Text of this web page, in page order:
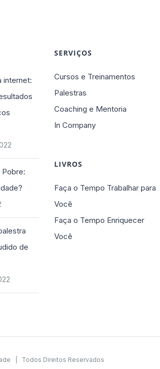
internet:
de
SERVIÇOS
Cursos e Treinamentos
Palestras
Coaching e Mentoria
In Company
LIVROS
Faça o Tempo Trabalhar para
Você
Faça o Tempo Enriquecer
Você
| Todos Direitos Reservados